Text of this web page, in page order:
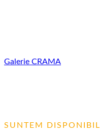
Galerie CRAMA
SUNTEM DISPONIBILI